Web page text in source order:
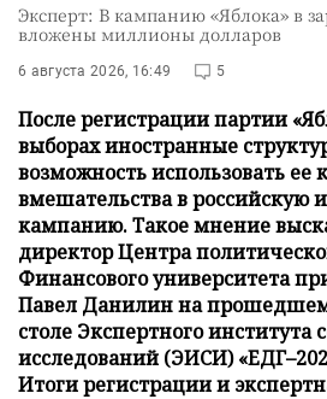
Эксперт: В кампанию «Яблока» в
вложены миллионы долларов
6 августа 2026, 16:49 5
После регистрации партии
выборах иностранные
возможность использовать ее
вмешательства в российскую
кампанию. Такое мнение
директор Центра
Финансового университета
Павел Данилин на
столе Экспертного института
исследований (ЭИСИ)
Итоги регистрации и